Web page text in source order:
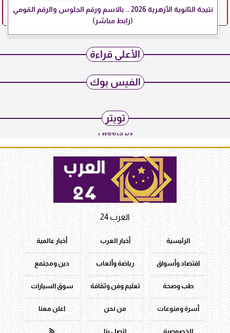
نتيجة الثانوية الأزهرية 2026 .. بالاسم ورقم الجلوس والرقم القومي
(رابط مباشر)
الأعلى قراءة
الفيس بوك
تويتر
Tweets by
العرب 24
الرئيسية أخبار العرب أخبار عالمية
اقتصاد وأسواق رياضة وألعاب دين ومجتمع
طب وصحة تعليم وفن وثقافة سوق السيارات
أسرة ومنوعات من نحن اعلن معنا
الخصوصية اتصل بنا 